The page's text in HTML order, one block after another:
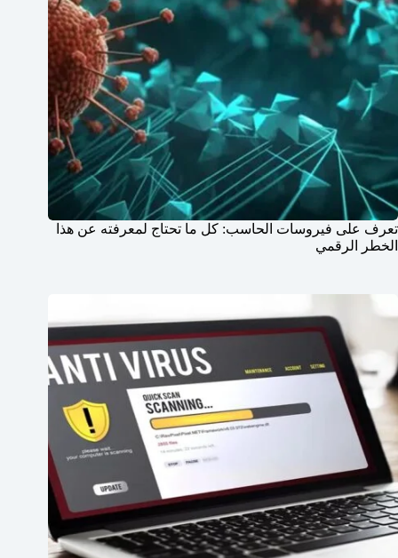
تعرف على فيروسات الحاسب: كل ما تحتاج لمعرفته عن هذا
الخطر الرقمي